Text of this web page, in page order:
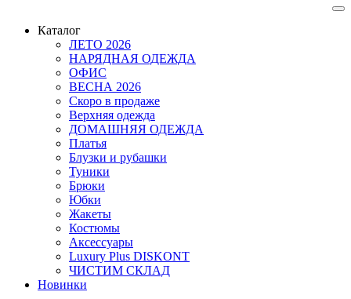
Каталог
ЛЕТО 2026
НАРЯДНАЯ ОДЕЖДА
ОФИС
ВЕСНА 2026
Скоро в продаже
Верхняя одежда
ДОМАШНЯЯ ОДЕЖДА
Платья
Блузки и рубашки
Туники
Брюки
Юбки
Жакеты
Костюмы
Аксессуары
Luxury Plus DISKONT
ЧИСТИМ СКЛАД
Новинки